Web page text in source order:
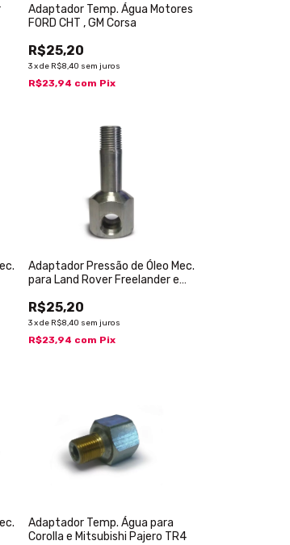
Adaptador Temp. Água Motores
FORD CHT , GM Corsa
R$25,20
3 xde R$8,40 sem juros
R$23,94 com Pix
Adaptador Pressão de Óleo Mec.
para Land Rover Freelander e
R$25,20
3 xde R$8,40 sem juros
R$23,94 com Pix
Adaptador Temp. Água para
Corolla e Mitsubishi Pajero TR4